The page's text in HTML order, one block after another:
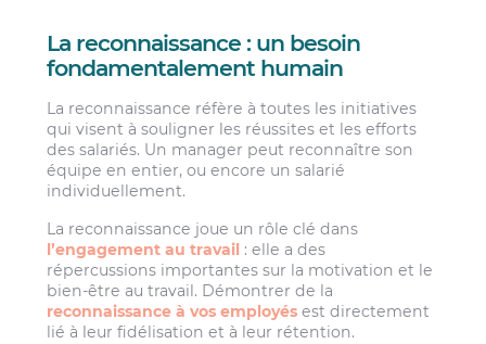
La reconnaissance : un besoin
fondamentalement humain
La reconnaissance réfère à toutes les initiatives
qui visent à souligner les réussites et les efforts
des salariés. Un manager peut reconnaître son
équipe en entier, ou encore un salarié
individuellement.
La reconnaissance joue un rôle clé dans
l’engagement au travail : elle a des
répercussions importantes sur la motivation et le
bien-être au travail. Démontrer de la
reconnaissance à vos employés est directement
lié à leur fidélisation et à leur rétention.